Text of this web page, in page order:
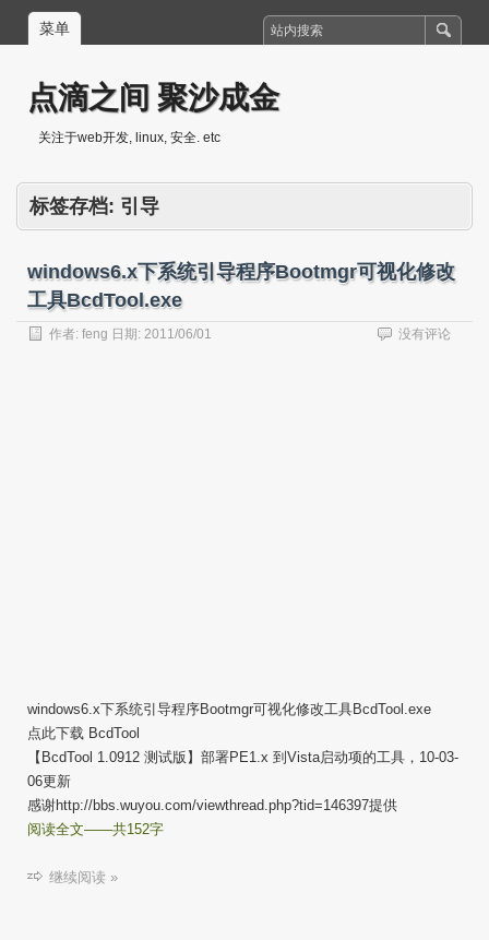
菜单
点滴之间 聚沙成金
关注于web开发, linux, 安全. etc
标签存档: 引导
windows6.x下系统引导程序Bootmgr可视化修改
工具BcdTool.exe
作者: feng 日期: 2011/06/01 没有评论
windows6.x下系统引导程序Bootmgr可视化修改工具BcdTool.exe
点此下载 BcdTool
【BcdTool 1.0912 测试版】部署PE1.x 到Vista启动项的工具，10-03-
06更新
感谢http://bbs.wuyou.com/viewthread.php?tid=146397提供
阅读全文——共152字
继续阅读 »